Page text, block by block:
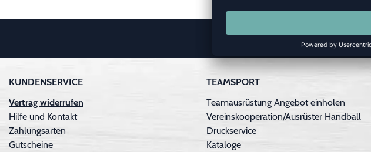
KUNDENSERVICE
Vertrag widerrufen
Hilfe und Kontakt
Zahlungsarten
Gutscheine
TEAMSPORT
Teamausrüstung Angebot einholen
Vereinskooperation/Ausrüster Handball
Druckservice
Kataloge